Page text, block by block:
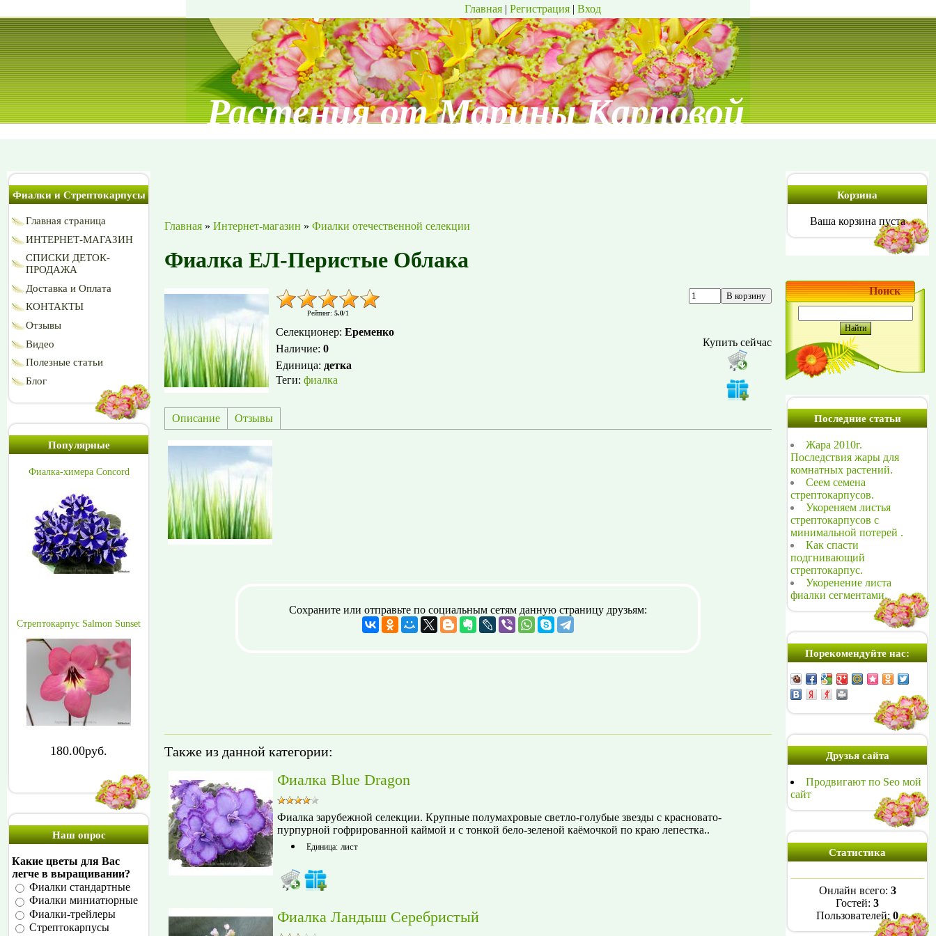
Главная | Регистрация | Вход
Растения от Марины Карповой
Фиалки и Стрептокарпусы
Главная страница
ИНТЕРНЕТ-МАГАЗИН
СПИСКИ ДЕТОК-
ПРОДАЖА
Доставка и Оплата
КОНТАКТЫ
Отзывы
Видео
Полезные статьи
Блог
Популярные
Фиалка-химера Concord
Стрептокарпус Salmon Sunset
180.00руб.
Наш опрос
Какие цветы для Вас
легче в выращивании?
Фиалки стандартные
Фиалки миниатюрные
Фиалки-трейлеры
Стрептокарпусы
Главная » Интернет-магазин » Фиалки отечественной селекции
Фиалка ЕЛ-Перистые Облака
Рейтинг: 5.0/1
Селекционер: Еременко
Наличие: 0
Единица: детка
Теги: фиалка
Купить сейчас
Описание Отзывы
Сохраните или отправьте по социальным сетям данную страницу друзьям:
Также из данной категории:
Фиалка Blue Dragon
Фиалка зарубежной селекции. Крупные полумахровые светло-голубые звезды с красновато-
пурпурной гофрированной каймой и с тонкой бело-зеленой каёмочкой по краю лепестка..
Единица: лист
Фиалка Ландыш Серебристый
Корзина
Ваша корзина пуста
Поиск
Последние статьи
Жара 2010г.
Последствия жары для
комнатных растений.
Сеем семена
стрептокарпусов.
Укореняем листья
стрептокарпусов с
минимальной потерей .
Как спасти
подгнивающий
стрептокарпус.
Укоренение листа
фиалки сегментами.
Порекомендуйте нас:
Друзья сайта
Продвигают по Seo мой
сайт
Статистика
Онлайн всего: 3
Гостей: 3
Пользователей: 0